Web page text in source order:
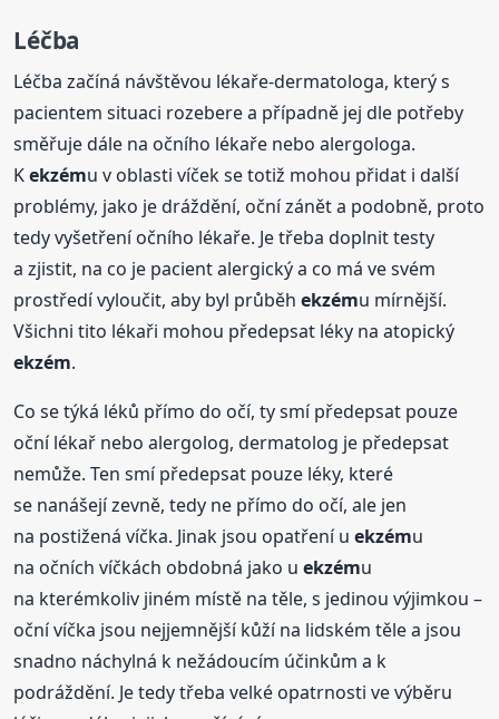
Léčba
Léčba začíná návštěvou lékaře-dermatologa, který s
pacientem situaci rozebere a případně jej dle potřeby
směřuje dále na očního lékaře nebo alergologa.
Kekzému v oblasti víček se totiž mohou přidat i další
problémy, jako je dráždění, oční zánět a podobně, proto
tedy vyšetření očního lékaře. Je třeba doplnit testy
a zjistit, na co je pacient alergický a co má ve svém
prostředí vyloučit, aby byl průběhekzému mírnější.
Všichni tito lékaři mohou předepsat léky na atopický
ekzém.
Co se týká léků přímo do očí, ty smí předepsat pouze
oční lékař nebo alergolog, dermatolog je předepsat
nemůže. Ten smí předepsat pouze léky, které
se nanášejí zevně, tedy ne přímo do očí, ale jen
na postižená víčka. Jinak jsou opatření uekzému
na očních víčkách obdobná jako uekzému
na kterémkoliv jiném místě na těle, s jedinou výjimkou –
oční víčka jsou nejjemnější kůží na lidském těle a jsou
snadno náchylná k nežádoucím účinkům a k
podráždění. Je tedy třeba velké opatrnosti ve výběru